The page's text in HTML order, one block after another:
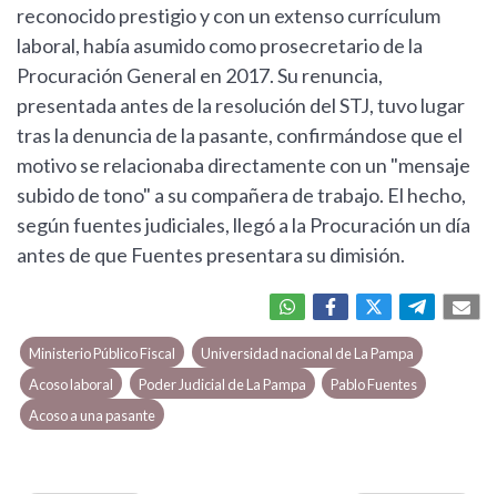
reconocido prestigio y con un extenso currículum
laboral, había asumido como prosecretario de la
Procuración General en 2017. Su renuncia,
presentada antes de la resolución del STJ, tuvo lugar
tras la denuncia de la pasante, confirmándose que el
motivo se relacionaba directamente con un "mensaje
subido de tono" a su compañera de trabajo. El hecho,
según fuentes judiciales, llegó a la Procuración un día
antes de que Fuentes presentara su dimisión.
Ministerio Público Fiscal
Universidad nacional de La Pampa
Acoso laboral
Poder Judicial de La Pampa
Pablo Fuentes
Acoso a una pasante